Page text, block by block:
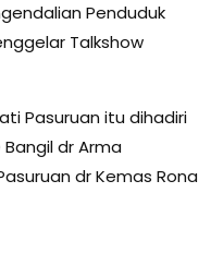
Penduduk
Talkshow
Pasuruan itu dihadiri
Bangil dr Arma
dr Kemas Rona